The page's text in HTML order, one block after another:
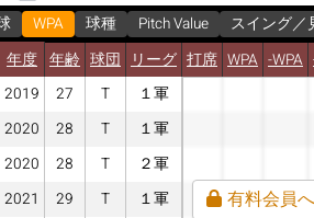
WPA 球種 Pitch Value スイング／
年度 年齢 球団 リーグ 打席 WPA -WPA
2019
27 T
１軍
2020
28 T
１軍
2020
28 T
２軍
2021
29 T
１軍
有料会員